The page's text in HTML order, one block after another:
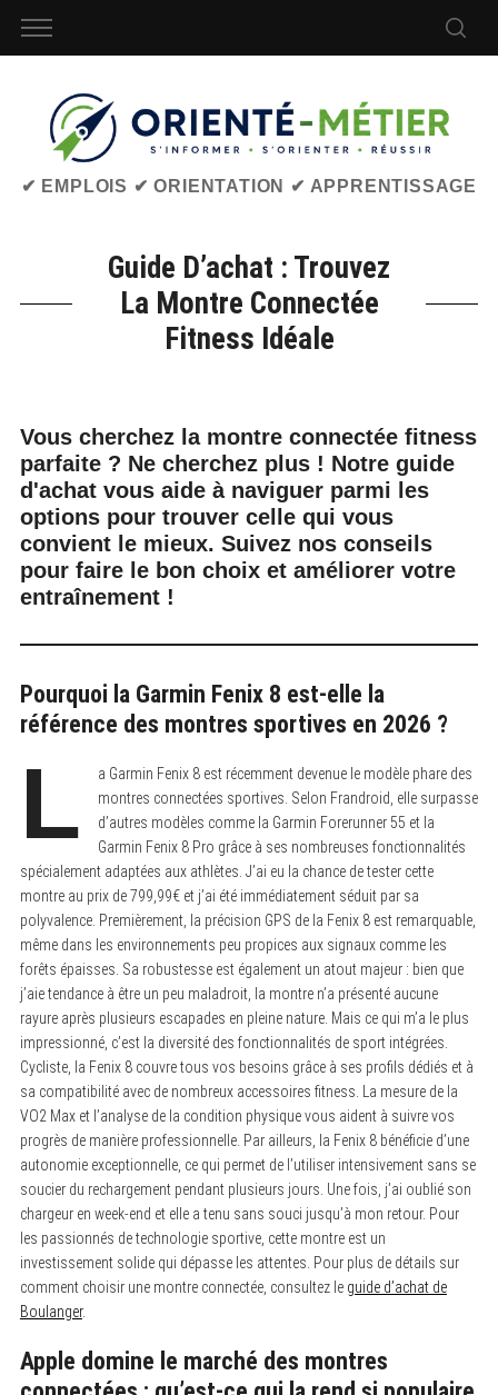
✔ EMPLOIS ✔ ORIENTATION ✔ APPRENTISSAGE
Guide D’achat : Trouvez
La Montre Connectée
Fitness Idéale
Vous cherchez la montre connectée fitness
parfaite ? Ne cherchez plus ! Notre guide
d'achat vous aide à naviguer parmi les
options pour trouver celle qui vous
convient le mieux. Suivez nos conseils
pour faire le bon choix et améliorer votre
entraînement !
Pourquoi la Garmin Fenix 8 est-elle la
référence des montres sportives en 2026 ?
L
a Garmin Fenix 8 est récemment devenue le modèle phare des
montres connectées sportives. Selon Frandroid, elle surpasse
d’autres modèles comme la Garmin Forerunner 55 et la
Garmin Fenix 8 Pro grâce à ses nombreuses fonctionnalités
spécialement adaptées aux athlètes. J’ai eu la chance de tester cette
montre au prix de 799,99€ et j’ai été immédiatement séduit par sa
polyvalence. Premièrement, la précision GPS de la Fenix 8 est remarquable,
même dans les environnements peu propices aux signaux comme les
forêts épaisses. Sa robustesse est également un atout majeur : bien que
j’aie tendance à être un peu maladroit, la montre n’a présenté aucune
rayure après plusieurs escapades en pleine nature. Mais ce qui m’a le plus
impressionné, c’est la diversité des fonctionnalités de sport intégrées.
Cycliste, la Fenix 8 couvre tous vos besoins grâce à ses profils dédiés et à
sa compatibilité avec de nombreux accessoires fitness. La mesure de la
VO2 Max et l’analyse de la condition physique vous aident à suivre vos
progrès de manière professionnelle. Par ailleurs, la Fenix 8 bénéficie d’une
autonomie exceptionnelle, ce qui permet de l’utiliser intensivement sans se
soucier du rechargement pendant plusieurs jours. Une fois, j’ai oublié son
chargeur en week-end et elle a tenu sans souci jusqu’à mon retour. Pour
les passionnés de technologie sportive, cette montre est un
investissement solide qui dépasse les attentes. Pour plus de détails sur
comment choisir une montre connectée, consultez le guide d’achat de
Boulanger.
Apple domine le marché des montres